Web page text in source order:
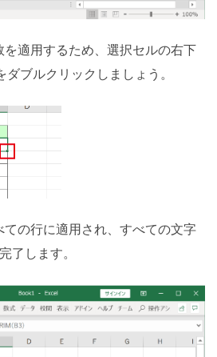
適用するため、選択セルの右下
ブルクリックしましょう。
の行に適用され、すべての文字
了します。